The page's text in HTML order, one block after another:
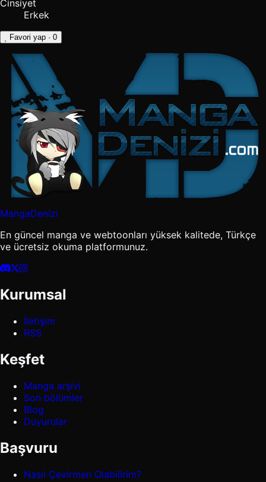
Cinsiyet
Erkek
Favori yap · 0
MangaDenizi
En güncel manga ve webtoonları yüksek kalitede, Türkçe
ve ücretsiz okuma platformunuz.
Kurumsal
İletişim
RSS
Keşfet
Manga arşivi
Son bölümler
Blog
Duyurular
Başvuru
Nasıl Çevirmen Olabilirim?